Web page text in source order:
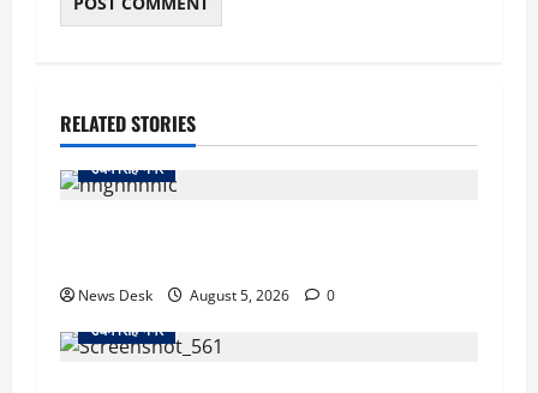
RELATED STORIES
उधम सिंह नगर
News Desk August 5, 2026
0
उधम सिंह नगर